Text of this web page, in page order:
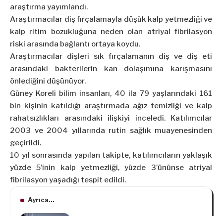
araştırma yayımlandı.
Araştırmacılar diş fırçalamayla düşük kalp yetmezliği ve
kalp ritim bozukluğuna neden olan atriyal fibrilasyon
riski arasında bağlantı ortaya koydu.
Araştırmacılar dişleri sık fırçalamanın diş ve diş eti
arasındaki bakterilerin kan dolaşımına karışmasını
önlediğini düşünüyor.
Güney Koreli bilim insanları, 40 ila 79 yaşlarındaki 161
bin kişinin katıldığı araştırmada ağız temizliği ve kalp
rahatsızlıkları arasındaki ilişkiyi inceledi. Katılımcılar
2003 ve 2004 yıllarında rutin sağlık muayenesinden
geçirildi.
10 yıl sonrasında yapılan takipte, katılımcıların yaklaşık
yüzde 5’inin kalp yetmezliği, yüzde 3’ününse atriyal
fibrilasyon yaşadığı tespit edildi.
Ayrıca...